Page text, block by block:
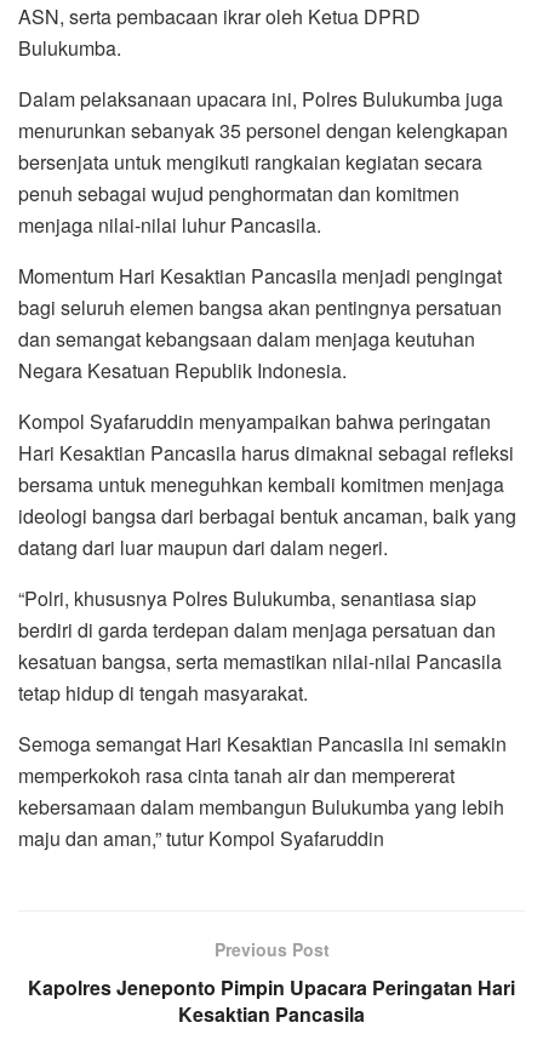
ASN, serta pembacaan ikrar oleh Ketua DPRD
Bulukumba.
Dalam pelaksanaan upacara ini, Polres Bulukumba juga
menurunkan sebanyak 35 personel dengan kelengkapan
bersenjata untuk mengikuti rangkaian kegiatan secara
penuh sebagai wujud penghormatan dan komitmen
menjaga nilai-nilai luhur Pancasila.
Momentum Hari Kesaktian Pancasila menjadi pengingat
bagi seluruh elemen bangsa akan pentingnya persatuan
dan semangat kebangsaan dalam menjaga keutuhan
Negara Kesatuan Republik Indonesia.
Kompol Syafaruddin menyampaikan bahwa peringatan
Hari Kesaktian Pancasila harus dimaknai sebagai refleksi
bersama untuk meneguhkan kembali komitmen menjaga
ideologi bangsa dari berbagai bentuk ancaman, baik yang
datang dari luar maupun dari dalam negeri.
“Polri, khususnya Polres Bulukumba, senantiasa siap
berdiri di garda terdepan dalam menjaga persatuan dan
kesatuan bangsa, serta memastikan nilai-nilai Pancasila
tetap hidup di tengah masyarakat.
Semoga semangat Hari Kesaktian Pancasila ini semakin
memperkokoh rasa cinta tanah air dan mempererat
kebersamaan dalam membangun Bulukumba yang lebih
maju dan aman,” tutur Kompol Syafaruddin
Previous Post
Kapolres Jeneponto Pimpin Upacara Peringatan Hari
Kesaktian Pancasila